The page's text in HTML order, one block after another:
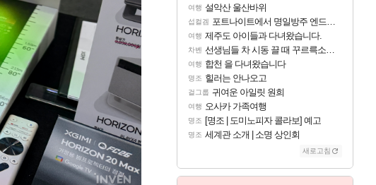
여행 설악산 울산바위
섭컬겜 포트나이트에서 명일방주 엔드필드 [펠리카] 판매 예정
여행 제주도 아이들과 다녀왔습니다.
차벤 선생님들 차 시동 끌 때 꾸르륵소리나는데
여행 합천 을 다녀왔습니다
명조 힐러는 안나오고
걸그룹 귀여운 아일릿 원희
여행 오사카 가족여행
명조 [명조 | 도미노피자 콜라보] 예고
명조 세계관 소개 | 소명 상인회
새로고침